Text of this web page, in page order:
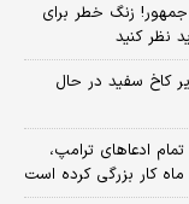
زنگ خطر برای
نظر کنید
کاخ سفید در حال
ادعاهای ترامپ،